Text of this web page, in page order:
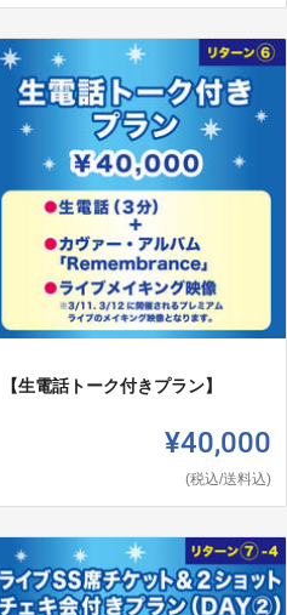
【生電話トーク付きプラン】
¥40,000
(税込/送料込)